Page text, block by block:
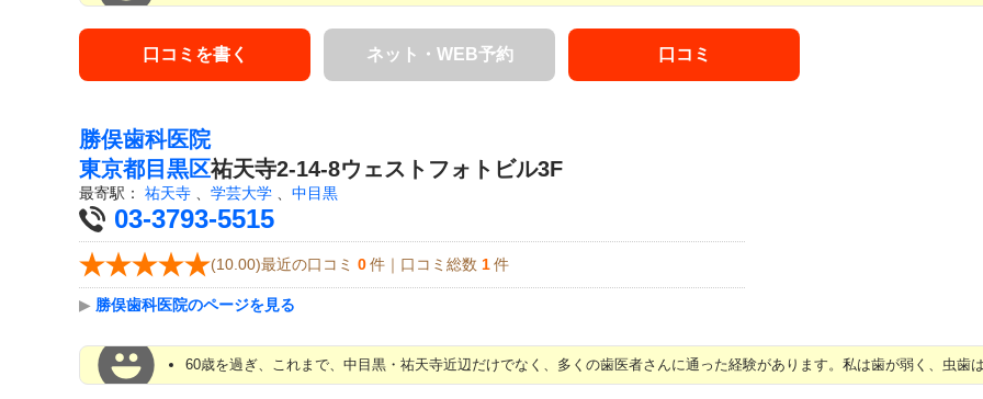
口コミを書く ネット・WEB予約 口コミ
勝俣歯科医院
東京都目黒区祐天寺2-14-8ウェストフォトビル3F
最寄駅： 祐天寺 学芸大学 中目黒
03-3793-5515
(10.00)最近の口コミ 0 件｜口コミ総数 1 件
▶ 勝俣歯科医院のページを見る
60歳を過ぎ、これまで、中目黒・祐天寺近辺だけでなく、多くの歯医者さんに通った経験があります。私は歯が弱く、虫歯